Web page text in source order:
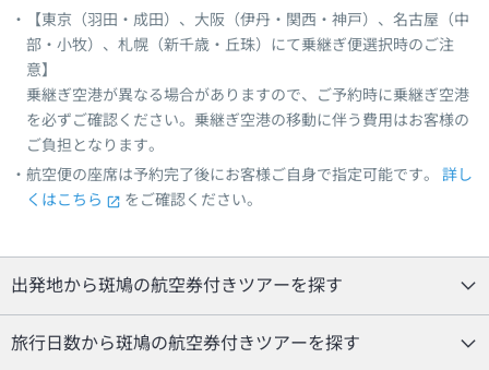
【東京（羽田・成田）、大阪（伊丹・関西・神戸）、名古屋（中
部・小牧）、札幌（新千歳・丘珠）にて乗継ぎ便選択時のご注
意】
乗継ぎ空港が異なる場合がありますので、ご予約時に乗継ぎ空港
を必ずご確認ください。乗継ぎ空港の移動に伴う費用はお客様の
ご負担となります。
航空便の座席は予約完了後にお客様ご自身で指定可能です。
詳し
くはこちら
をご確認ください。
出発地から斑鳩の航空券付きツアーを探す
旅行日数から斑鳩の航空券付きツアーを探す